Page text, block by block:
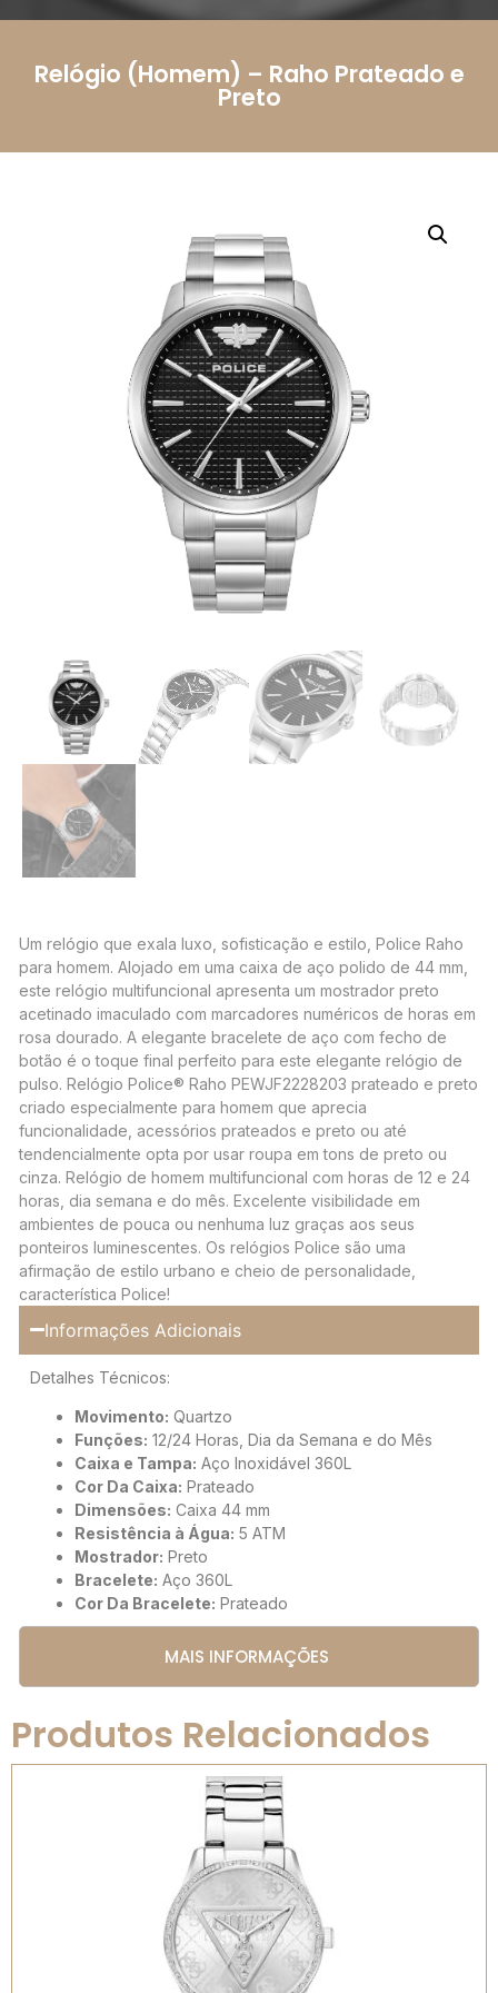
Relógio (Homem) – Raho Prateado e
Preto
Um relógio que exala luxo, sofisticação e estilo, Police Raho
para homem. Alojado em uma caixa de aço polido de 44 mm,
este relógio multifuncional apresenta um mostrador preto
acetinado imaculado com marcadores numéricos de horas em
rosa dourado. A elegante bracelete de aço com fecho de
botão é o toque final perfeito para este elegante relógio de
pulso. Relógio Police® Raho PEWJF2228203 prateado e preto
criado especialmente para homem que aprecia
funcionalidade, acessórios prateados e preto ou até
tendencialmente opta por usar roupa em tons de preto ou
cinza. Relógio de homem multifuncional com horas de 12 e 24
horas, dia semana e do mês. Excelente visibilidade em
ambientes de pouca ou nenhuma luz graças aos seus
ponteiros luminescentes. Os relógios Police são uma
afirmação de estilo urbano e cheio de personalidade,
característica Police!
Informações Adicionais
Detalhes Técnicos:
Movimento: Quartzo
Funções: 12/24 Horas, Dia da Semana e do Mês
Caixa e Tampa: Aço Inoxidável 360L
Cor Da Caixa: Prateado
Dimensões: Caixa 44 mm
Resistência à Água: 5 ATM
Mostrador: Preto
Bracelete: Aço 360L
Cor Da Bracelete: Prateado
MAIS INFORMAÇÕES
Produtos Relacionados
Mensagem
Enviar